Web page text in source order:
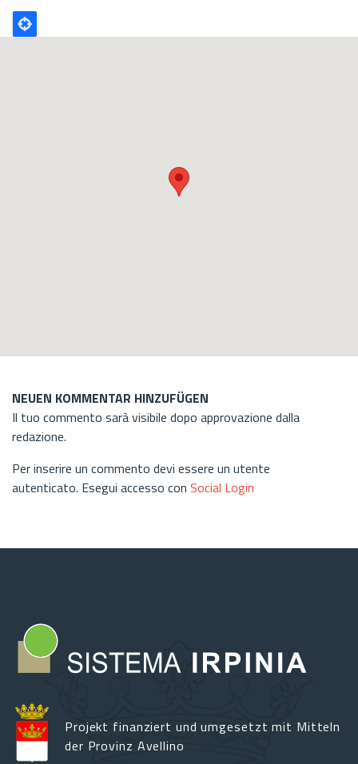
Poligono
GEO
NEUEN KOMMENTAR HINZUFÜGEN
Il tuo commento sarà visibile dopo approvazione dalla
redazione.
Per inserire un commento devi essere un utente
autenticato. Esegui accesso con Social Login
Projekt finanziert und umgesetzt mit Mitteln
der Provinz Avellino